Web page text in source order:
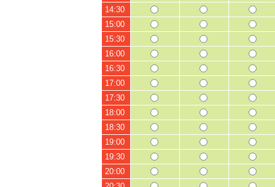
14:30
15:00
15:30
16:00
16:30
17:00
17:30
18:00
18:30
19:00
19:30
20:00